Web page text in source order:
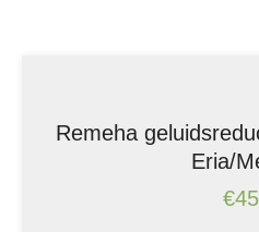
Remeha
Eria/
€